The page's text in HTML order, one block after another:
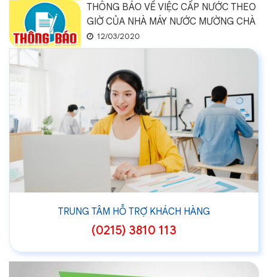
THÔNG BÁO VỀ VIỆC CẤP NƯỚC THEO
GIỜ CỦA NHÀ MÁY NƯỚC MƯỜNG CHÀ
12/03/2020
TRUNG TÂM HỖ TRỢ KHÁCH HÀNG
(0215) 3810 113